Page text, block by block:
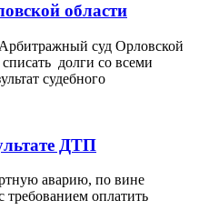
области
суд Орловской
долги со всеми
судебного
ДТП
аварию, по вине
требованием оплатить